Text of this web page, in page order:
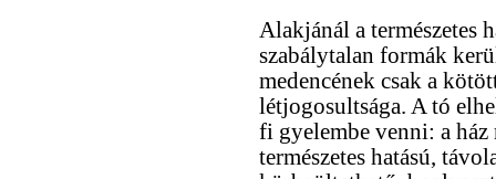
Alakjánál a természetes
szabálytalan formák
medencének csak a
létjogosultsága. A tó
fi gyelembe venni: a ház
természetes hatású,